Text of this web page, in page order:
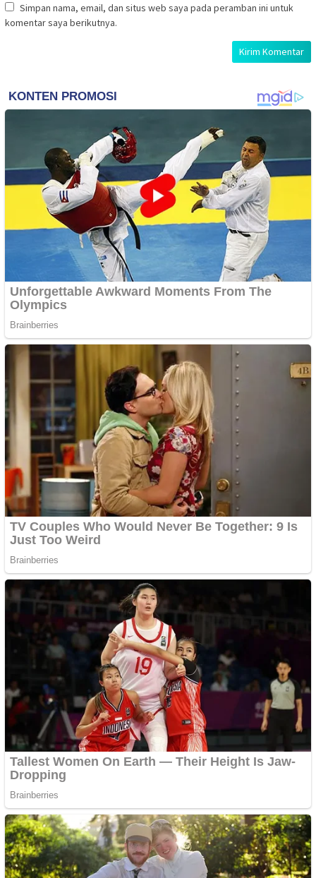
Simpan nama, email, dan situs web saya pada peramban ini untuk
komentar saya berikutnya.